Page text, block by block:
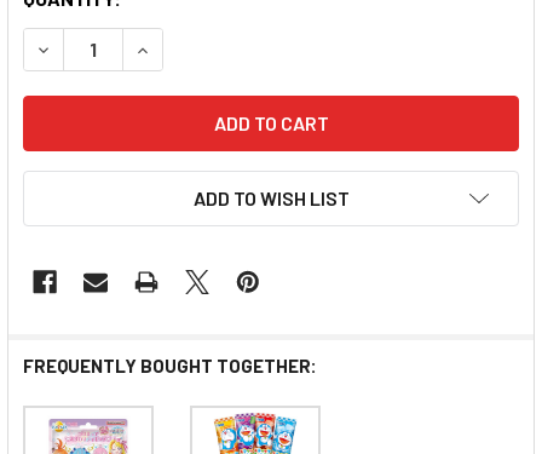
DECREASE QUANTITY OF BANDAI SUMIKKO GURASHI
INCREASE QUANTITY OF BANDAI SUMIKKO
ADD TO WISH LIST
FREQUENTLY BOUGHT TOGETHER: